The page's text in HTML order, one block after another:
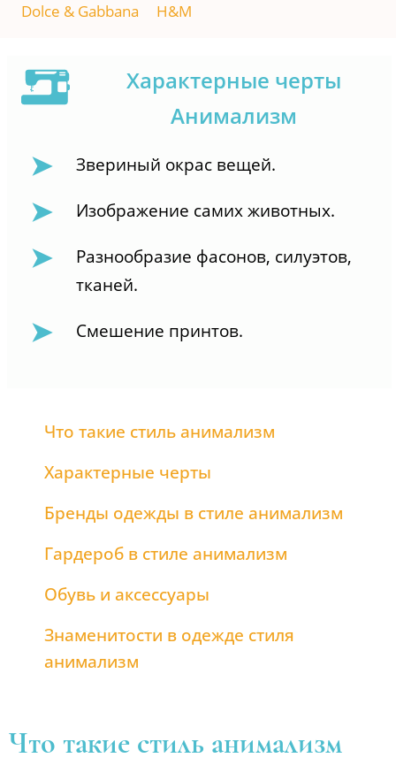
Dolce & Gabbana H&M
Характерные черты
Анимализм
Звериный окрас вещей.
Изображение самих животных.
Разнообразие фасонов, силуэтов,
тканей.
Смешение принтов.
Что такие стиль анимализм
Характерные черты
Бренды одежды в стиле анимализм
Гардероб в стиле анимализм
Обувь и аксессуары
Знаменитости в одежде стиля
анимализм
Что такие стиль анимализм